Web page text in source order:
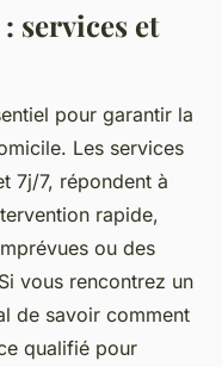
services et
pour garantir la
Les services
7j/7, répondent à
rapide,
ou des
vous rencontrez un
de savoir comment
qualifié pour